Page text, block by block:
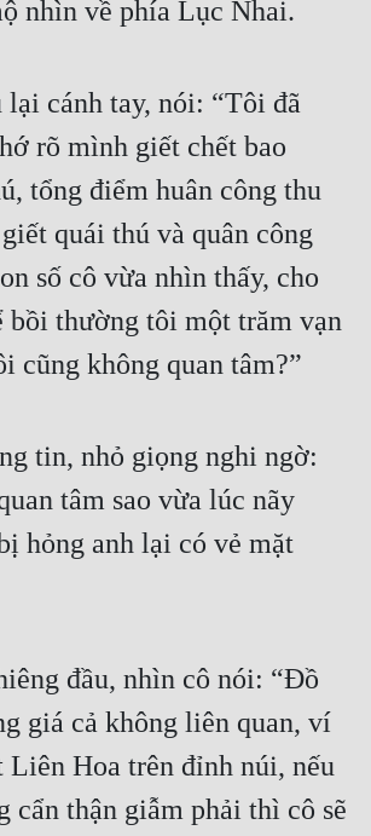
nhìn về phía Lục Nhai.
cánh tay, nói: “Tôi đã
rõ mình giết chết bao
tổng điểm huân công thu
quái thú và quân công
số cô vừa nhìn thấy, cho
bồi thường tôi một trăm vạn
cũng không quan tâm?”
tin, nhỏ giọng nghi ngờ:
tâm sao vừa lúc nãy
hỏng anh lại có vẻ mặt
đầu, nhìn cô nói: “Đồ
giá cả không liên quan, ví
Liên Hoa trên đỉnh núi, nếu
cẩn thận giẫm phải thì cô sẽ